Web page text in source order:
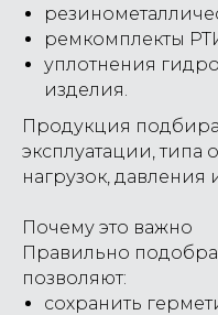
ремкомплекты
уплотнения
изделия.
Продукция
эксплуатации, типа
нагрузок,
Почему это важно
Правильно
позволяют:
сохранить